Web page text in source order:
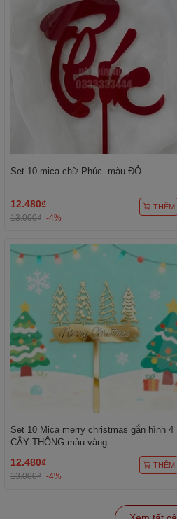
Set 10 mica chữ Phúc -màu ĐỎ.
12.480₫
13.000₫ -4%
THÊM
Set 10 Mica merry christmas gắn hình 4
CÂY THÔNG-màu vàng.
12.480₫
13.000₫ -4%
THÊM